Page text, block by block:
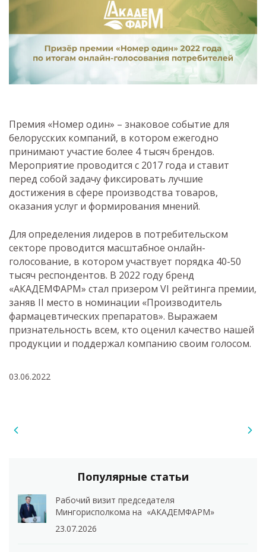
Популярные статьи
Рабочий визит председателя
Мингорисполкома на «АКАДЕМФАРМ»
23.07.2026
Премия «Номер один» – знаковое событие для
белорусских компаний, в котором ежегодно
принимают участие более 4 тысяч брендов.
Мероприятие проводится с 2017 года и ставит
перед собой задачу фиксировать лучшие
достижения в сфере производства товаров,
оказания услуг и формирования мнений.
Для определения лидеров в потребительском
секторе проводится масштабное онлайн-
голосование, в котором участвует порядка 40-50
тысяч респондентов. В 2022 году бренд
«АКАДЕМФАРМ» стал призером VI рейтинга премии,
заняв II место в номинации «Производитель
фармацевтических препаратов». Выражаем
признательность всем, кто оценил качество нашей
продукции и поддержал компанию своим голосом.
03.06.2022